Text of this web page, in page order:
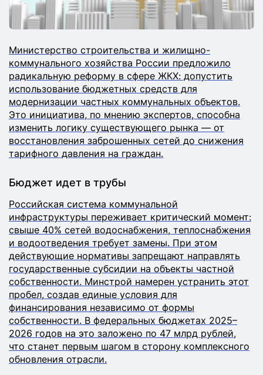
Министерство строительства и жилищно-
коммунального хозяйства России предложило
радикальную реформу в сфере ЖКХ: допустить
использование бюджетных средств для
модернизации частных коммунальных объектов.
Это инициатива, по мнению экспертов, способна
изменить логику существующего рынка — от
восстановления заброшенных сетей до снижения
тарифного давления на граждан.​
Бюджет идет в трубы
Российская система коммунальной
инфраструктуры переживает критический момент:
свыше 40% сетей водоснабжения, теплоснабжения
и водоотведения требует замены. При этом
действующие нормативы запрещают направлять
государственные субсидии на объекты частной
собственности. Минстрой намерен устранить этот
пробел, создав единые условия для
финансирования независимо от формы
собственности. В федеральных бюджетах 2025–
2026 годов на это заложено по 47 млрд рублей,
что станет первым шагом в сторону комплексного
обновления отрасли.​